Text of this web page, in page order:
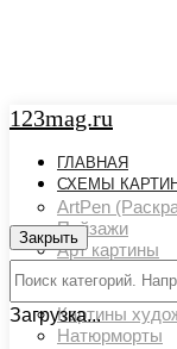
123mag.ru
ГЛАВНАЯ
СХЕМЫ
ArtPen
Пейзажи
Арт картины
Животный мир
Люди
Картины
Натюрморты
Закрыть
Загрузка...